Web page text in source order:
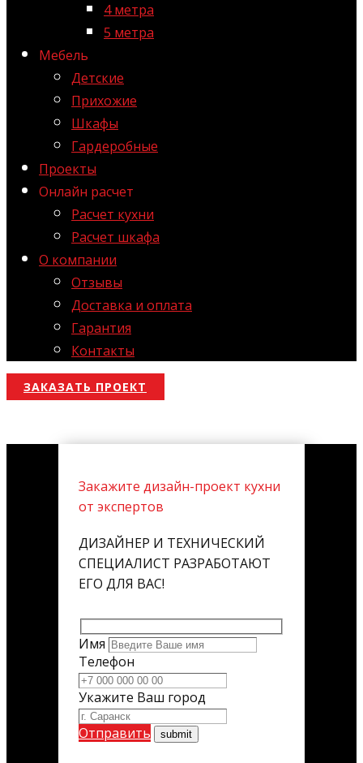
4 метра
5 метра
Мебель
Детские
Прихожие
Шкафы
Гардеробные
Проекты
Онлайн расчет
Расчет кухни
Расчет шкафа
О компании
Отзывы
Доставка и оплата
Гарантия
Контакты
ЗАКАЗАТЬ ПРОЕКТ
Закажите дизайн-проект кухни
от экспертов
ДИЗАЙНЕР И ТЕХНИЧЕСКИЙ
СПЕЦИАЛИСТ РАЗРАБОТАЮТ
ЕГО ДЛЯ ВАС!
Имя
Телефон
Укажите Ваш город
Отправить